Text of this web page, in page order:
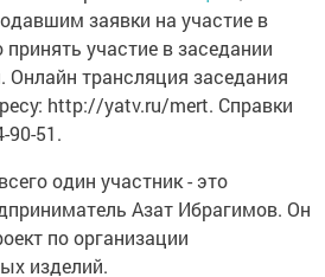
заявки на участие в
участие в заседании
Онлайн трансляция заседания
http://yatv.ru/mert. Справки
90-51.
один участник - это
Азат Ибрагимов. Он
по организации
изделий.